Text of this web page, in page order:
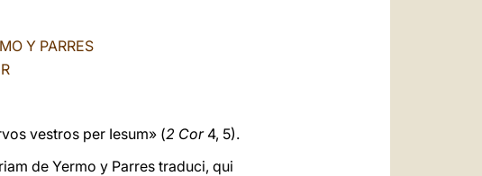
Y PARRES
vestros per Iesum» (2 Cor4, 5).
de Yermo y Parres traduci, qui